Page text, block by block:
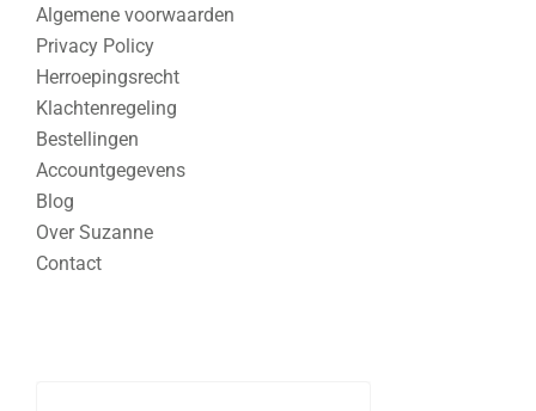
Algemene voorwaarden
Privacy Policy
Herroepingsrecht
Klachtenregeling
Bestellingen
Accountgegevens
Blog
Over Suzanne
Contact